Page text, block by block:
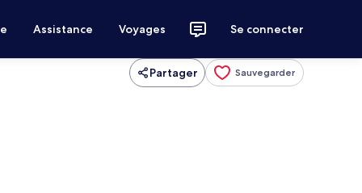
Assistance Voyages Se connecter
Partager Sauvegarder